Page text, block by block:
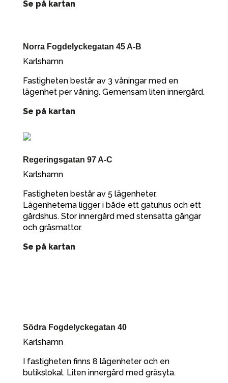
Se på kartan
Norra Fogdelyckegatan 45 A-B
Karlshamn
Fastigheten består av 3 våningar med en
lägenhet per våning. Gemensam liten innergård.
Se på kartan
Regeringsgatan 97 A-C
Karlshamn
Fastigheten består av 5 lägenheter.
Lägenheterna ligger i både ett gatuhus och ett
gårdshus. Stor innergård med stensatta gångar
och gräsmattor.
Se på kartan
Södra Fogdelyckegatan 40
Karlshamn
I fastigheten finns 8 lägenheter och en
butikslokal. Liten innergård med gräsyta.